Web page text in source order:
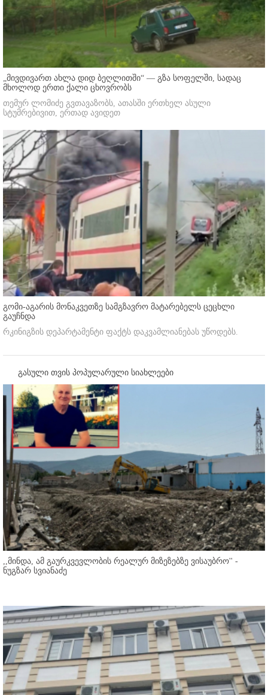
„მივდივართ ახლა დიდ ბეღლითში“ — გზა სოფელში, სადაც
მხოლოდ ერთი ქალი ცხოვრობს
თემურ ლომიძე გვთავაზობს, ათასში ერთხელ ასული
სტუმრებივით, ერთად ავიდეთ
გომი-აგარის მონაკვეთზე სამგზავრო მატარებელს ცეცხლი
გაუჩნდა
რკინიგზის დეპარტამენტი ფაქტს დაკვამლიანებას უწოდებს.
გასული თვის პოპულარული სიახლეები
,,მინდა, ამ გაურკვევლობის რეალურ მიზეზებზე ვისაუბრო'' -
ნუგზარ სვიანაძე